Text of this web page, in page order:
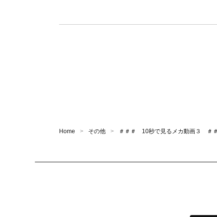
Home その他 ＃＃＃ 10秒で見るメカ動画３ ＃